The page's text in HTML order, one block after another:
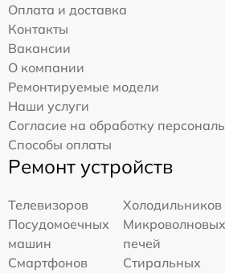
Оплата и доставка
Контакты
Вакансии
О компании
Ремонтируемые модели
Наши услуги
Согласие на обработку
Способы оплаты
Ремонт устройств
Телевизоров
Холодильников
Посудомоечных
машин
Микроволновых
печей
Смартфонов
Стиральных